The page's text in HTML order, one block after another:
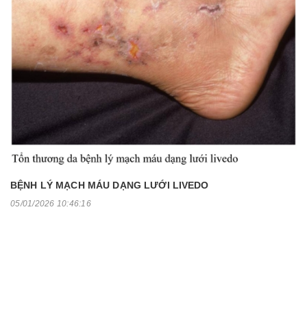
BỆNH LÝ MẠCH MÁU DẠNG LƯỚI LIVEDO
05/01/2026 10:46:16